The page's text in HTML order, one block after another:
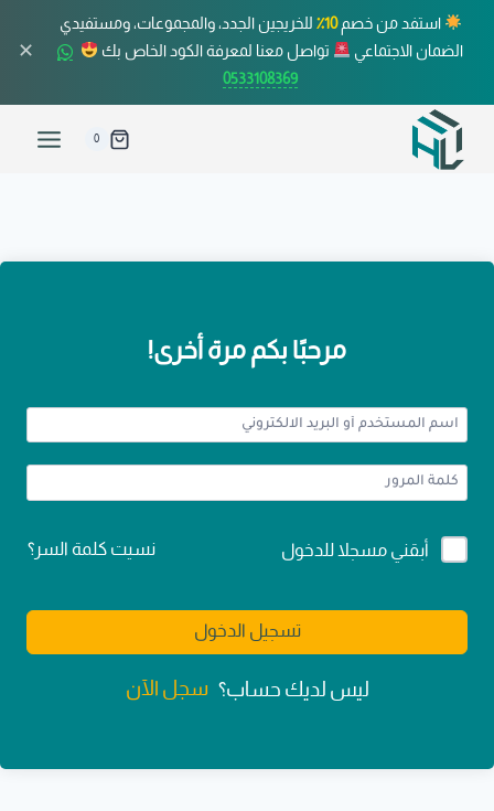
استفد من خصم10٪
للخريجين الجدد، والمجموعات، ومستفيدي
الضمان الاجتماعي
تواصل معنا لمعرفة الكود الخاص بك
0533108369
✕
0
مرحبًا بكم مرة أخرى!
Alternative:
أبقني مسجلا للدخول نسيت كلمة السر؟
تسجيل الدخول
ليس لديك حساب؟ سجل الآن